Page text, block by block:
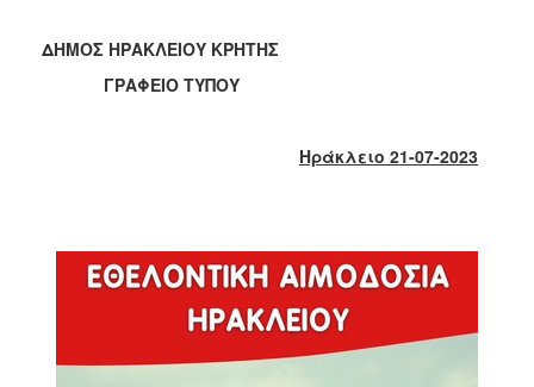
2020
2019
2013
2010
ΔΗΜΟΣ ΗΡΑΚΛΕΙΟΥ ΚΡΗΤΗΣ
ΓΡΑΦΕΙΟ ΤΥΠΟΥ
Ηράκλειο 21-07-2023